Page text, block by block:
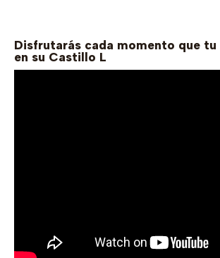
Disfrutarás cada momento que tu
en su Castillo L